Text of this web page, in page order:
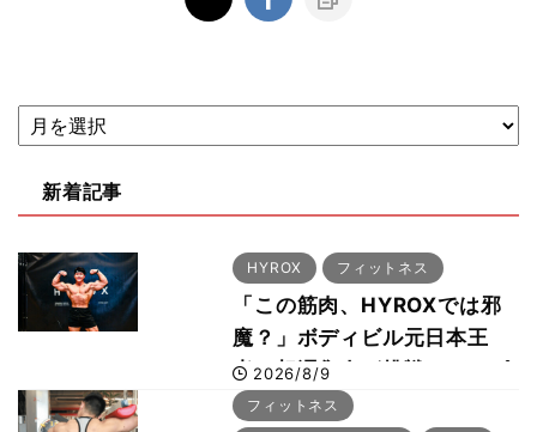
新着記事
HYROX フィットネス
「この筋肉、HYROXでは邪
魔？」ボディビル元日本王
者・相澤隼人が挑戦 バーピ
ーでは驚異の種目2位
2026/8/9
フィットネス